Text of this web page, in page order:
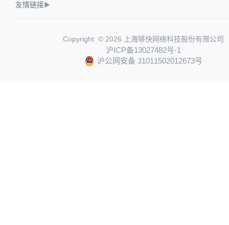
友情链接▶
Copyright © 2026 上海够快网络科技股份有限公司
沪ICP备13027482号-1
沪公网安备 31011502012673号